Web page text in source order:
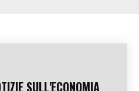
SULL'ECONOMIA